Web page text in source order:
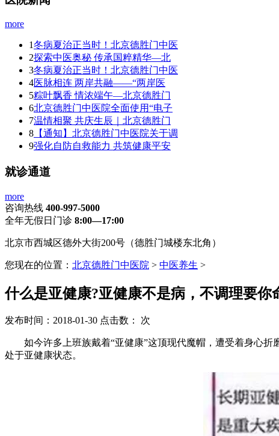
more
1冬病夏治正当时！北京德胜门中医
2探索中医奥秘 传承国粹精华—北
3冬病夏治正当时！北京德胜门中医
4医脉相连 两岸共融——“两岸医
5粽叶飘香 情浓端午—北京德胜门
6北京德胜门中医院全面使用“电子
7温情相聚 共庆生辰｜北京德胜门
8 【通知】北京德胜门中医院关于调
9强化自防自救能力 共筑健康平安
就诊通道
more
咨询热线 400-997-5000
全年无假日门诊 8:00—17:00
北京市西城区德外大街200号（德胜门城楼东北角）
您现在的位置： 北京德胜门中医院 > 中医养生 >
什么是亚健康?亚健康不是病，不调理要你
发布时间：2018-01-30 点击数： 次
如今许多上班族戴着“亚健康”这顶现代魔帽，遭受着身心折
处于亚健康状态。